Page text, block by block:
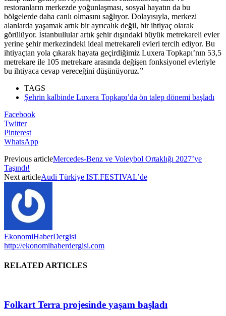
restoranların merkezde yoğunlaşması, sosyal hayatın da bu
bölgelerde daha canlı olmasını sağlıyor. Dolayısıyla, merkezi
alanlarda yaşamak artık bir ayrıcalık değil, bir ihtiyaç olarak
görülüyor. İstanbullular artık şehir dışındaki büyük metrekareli evler
yerine şehir merkezindeki ideal metrekareli evleri tercih ediyor. Bu
ihtiyaçtan yola çıkarak hayata geçirdiğimiz Luxera Topkapı’nın 53,5
metrekare ile 105 metrekare arasında değişen fonksiyonel evleriyle
bu ihtiyaca cevap vereceğini düşünüyoruz.”
TAGS
Şehrin kalbinde Luxera Topkapı’da ön talep dönemi başladı
Facebook
Twitter
Pinterest
WhatsApp
Previous articleMercedes-Benz ve Voleybol Ortaklığı 2027’ye
Taşındı!
Next articleAudi Türkiye IST.FESTIVAL’de
EkonomiHaberDergisi
http://ekonomihaberdergisi.com
RELATED ARTICLES
Folkart Terra projesinde yaşam başladı